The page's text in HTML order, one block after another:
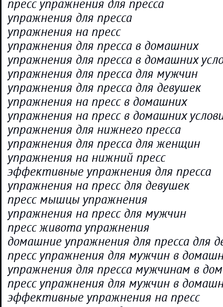
пресс упражнения для пресса
упражнения для пресса
упражнения на пресс
упражнения для пресса в домашних
упражнения для пресса в домашних
упражнения для пресса для мужчин
упражнения для пресса для девушек
упражнения на пресс в домашних
упражнения на пресс в домашних
упражнения для нижнего пресса
упражнения для пресса для женщин
упражнения на нижний пресс
эффективные упражнения для пресса
упражнения на пресс для девушек
пресс мышцы упражнения
упражнения на пресс для мужчин
пресс живота упражнения
домашние упражнения для пресса для
пресс упражнения для мужчин в
упражнения для пресса мужчинам в
пресс упражнения для мужчин в
эффективные упражнения на пресс